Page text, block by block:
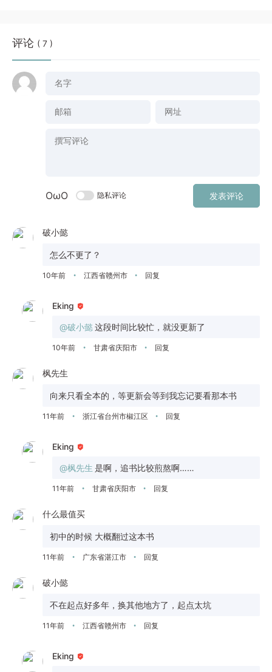
评论 ( 7 )
OωO 隐私评论 发表评论
破小懿
怎么不更了？
10年前 • 江西省赣州市 • 回复
Eking
@破小懿 这段时间比较忙，就没更新了
10年前 • 甘肃省庆阳市 • 回复
枫先生
向来只看全本的，等更新会等到我忘记要看那本书
11年前 • 浙江省台州市椒江区 • 回复
Eking
@枫先生 是啊，追书比较煎熬啊……
11年前 • 甘肃省庆阳市 • 回复
什么最值买
初中的时候 大概翻过这本书
11年前 • 广东省湛江市 • 回复
破小懿
不在起点好多年，换其他地方了，起点太坑
11年前 • 江西省赣州市 • 回复
Eking